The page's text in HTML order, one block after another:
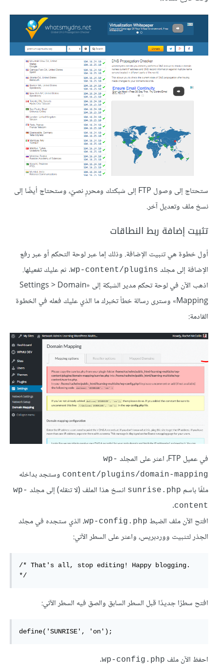
ستحتاج إلى وصول FTP إلى شبكتك ومحررٍ نصيّ، وستحتاج أيضًا إلى
نسخ ملف وتعديل آخر.
تثبيت إضافة ربط النطاقات
أول خطوة هي تثبيت الإضافة. وذلك إما عبر لوحة التحكم أو عبر رفع
الإضافة إلى مجلد wp-content/plugins. ثم عليك تفعيلها.
اذهب الآن في لوحة تحكم مدير الشبكة إلى «Settings > Domain
Mapping» وسترى رسالة خطأ تخبرك ما الذي عليك فعله في الخطوة
القادمة:
في عميل FTP، اعثر على المجلد
wp-
content/plugins/domain-mapping وستجد بداخله
ملفًا باسم sunrise.php انسخ هذا الملف (لا تنقله) إلى مجلد wp-
content
.
افتح الآن ملف الضبط wp-config.php، الذي ستجده في مجلد
الجذر لتثبيت ووردبريس، واعثر على السطر الآتي:
/* That's all, stop editing! Happy blogging.
*/
افتح سطرًا جديدًا قبل السطر السابق والصق فيه السطر الآتي:
define('SUNRISE', 'on');
احفظ الآن ملف wp-config.php
.